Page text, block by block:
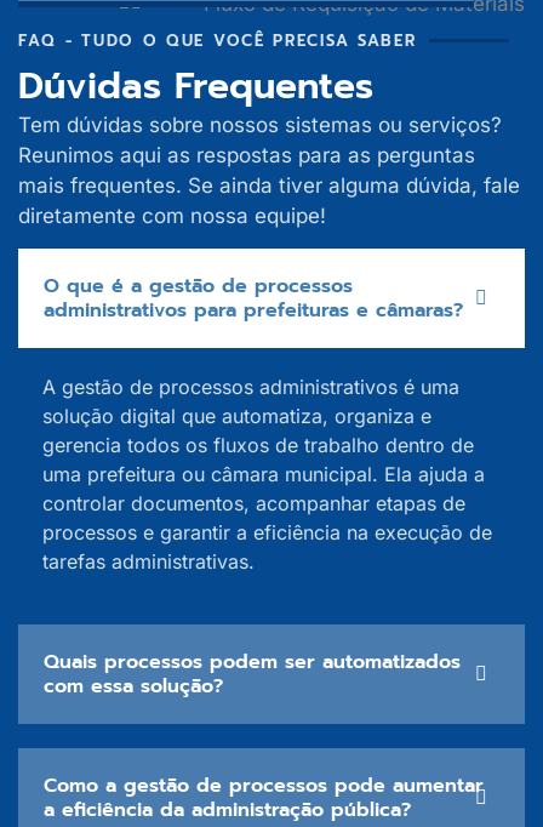
FAQ - TUDO O QUE VOCÊ PRECISA SABER
Dúvidas Frequentes
Tem dúvidas sobre nossos sistemas ou serviços?
Reunimos aqui as respostas para as perguntas
mais frequentes. Se ainda tiver alguma dúvida, fale
diretamente com nossa equipe!
O que é a gestão de processos
administrativos para prefeituras e câmaras?
A gestão de processos administrativos é uma
solução digital que automatiza, organiza e
gerencia todos os fluxos de trabalho dentro de
uma prefeitura ou câmara municipal. Ela ajuda a
controlar documentos, acompanhar etapas de
processos e garantir a eficiência na execução de
tarefas administrativas.
Quais processos podem ser automatizados
com essa solução?
Como a gestão de processos pode aumentar
a eficiência da administração pública?